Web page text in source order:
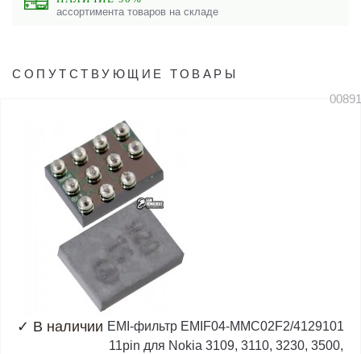
ассортимента товаров на складе
СОПУТСТВУЮЩИЕ ТОВАРЫ
✓ В наличии EMI-фильтр EMIF04-MMC02F2/4129101
11pin для Nokia 3109, 3110, 3230, 3500,